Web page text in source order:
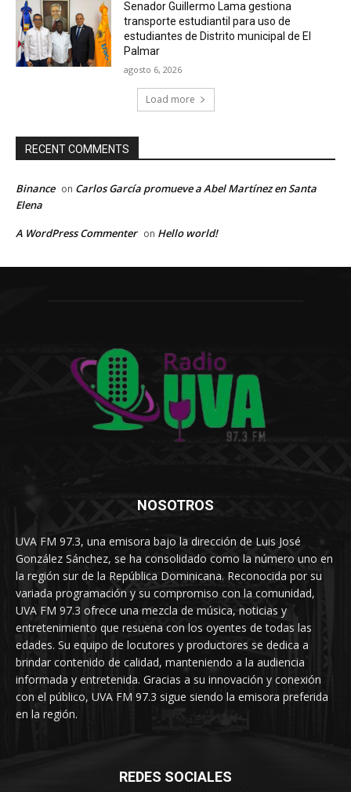
Senador Guillermo Lama gestiona
transporte estudiantil para uso de
estudiantes de Distrito municipal de El
Palmar
agosto 6, 2026
Load more
RECENT COMMENTS
Binance on Carlos García promueve a Abel Martínez en Santa
Elena
A WordPress Commenter on Hello world!
NOSOTROS
UVA FM 97.3, una emisora bajo la dirección de Luis José
González Sánchez, se ha consolidado como la número uno en
la región sur de la República Dominicana. Reconocida por su
variada programación y su compromiso con la comunidad,
UVA FM 97.3 ofrece una mezcla de música, noticias y
entretenimiento que resuena con los oyentes de todas las
edades. Su equipo de locutores y productores se dedica a
brindar contenido de calidad, manteniendo a la audiencia
informada y entretenida. Gracias a su innovación y conexión
con el público, UVA FM 97.3 sigue siendo la emisora preferida
en la región.
REDES SOCIALES